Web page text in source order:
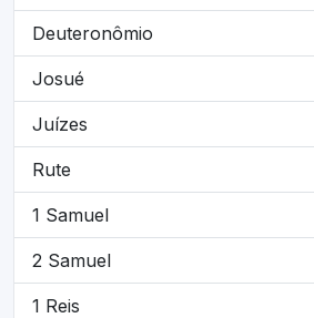
Deuteronômio
Josué
Juízes
Rute
1 Samuel
2 Samuel
1 Reis